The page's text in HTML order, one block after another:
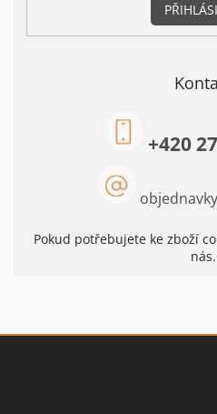
objednavky
+420
Pokud potřebujete ke zboží
nás.
Z